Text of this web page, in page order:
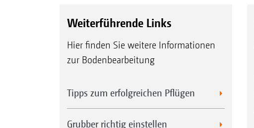
Weiterführende Links
Hier finden Sie weitere Informationen
zur Bodenbearbeitung
Tipps zum erfolgreichen Pflügen
Grubber richtig einstellen